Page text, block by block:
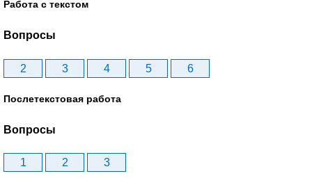
Работа с текстом
Вопросы
2 3 4 5 6
Послетекстовая работа
Вопросы
1 2 3